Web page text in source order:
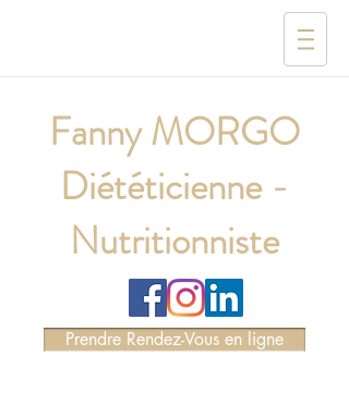
Fanny MORGO
Diététicienne -
Nutritionniste
Prendre Rendez-Vous en ligne